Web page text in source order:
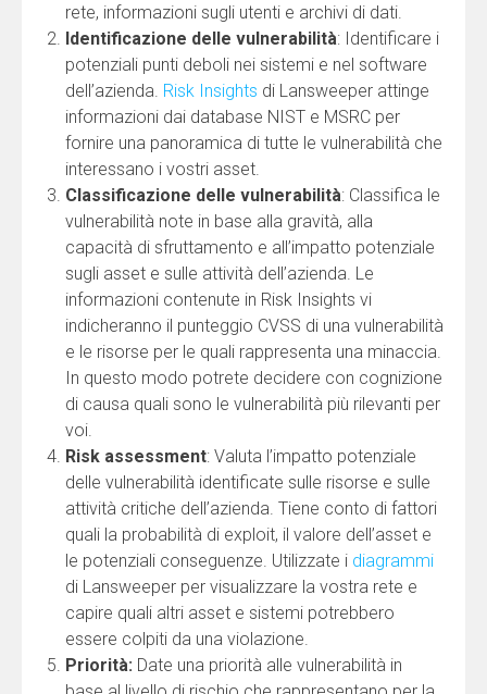
rete, informazioni sugli utenti e archivi di dati.
Identificazione delle vulnerabilità: Identificare i
potenziali punti deboli nei sistemi e nel software
dell’azienda. Risk Insights di Lansweeper attinge
informazioni dai database NIST e MSRC per
fornire una panoramica di tutte le vulnerabilità che
interessano i vostri asset.
Classificazione delle vulnerabilità: Classifica le
vulnerabilità note in base alla gravità, alla
capacità di sfruttamento e all’impatto potenziale
sugli asset e sulle attività dell’azienda. Le
informazioni contenute in Risk Insights vi
indicheranno il punteggio CVSS di una vulnerabilità
e le risorse per le quali rappresenta una minaccia.
In questo modo potrete decidere con cognizione
di causa quali sono le vulnerabilità più rilevanti per
voi.
Risk assessment: Valuta l’impatto potenziale
delle vulnerabilità identificate sulle risorse e sulle
attività critiche dell’azienda. Tiene conto di fattori
quali la probabilità di exploit, il valore dell’asset e
le potenziali conseguenze. Utilizzate i diagrammi
di Lansweeper per visualizzare la vostra rete e
capire quali altri asset e sistemi potrebbero
essere colpiti da una violazione.
Priorità: Date una priorità alle vulnerabilità in